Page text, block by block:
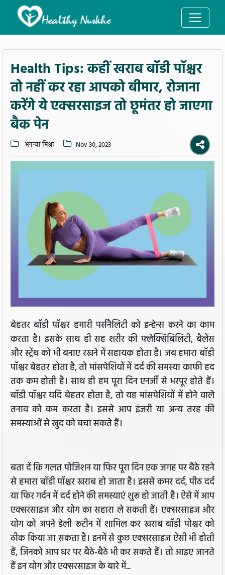
Health Tips: कहीं खराब बॉडी पॉश्चर
तो नहीं कर रहा आपको बीमार, रोजाना
करेंगे ये एक्सरसाइज तो छूमंतर हो जाएगा
बैक पेन
अनन्या मिश्रा Nov 30, 2023
बेहतर बॉडी पॉश्चर हमारी पर्सनैलिटी को इन्हेन्स करने का काम
करता है। इसके साथ ही सह शरीर की फ्लेक्सिबिलिटी, बैलेंस
और स्ट्रेंथ को भी बनाए रखने में सहायक होता है। जब हमारा बॉडी
पॉश्चर बेहतर होता है, तो मांसपेशियों में दर्द की समस्या काफी हद
तक कम होती है। साथ ही हम पूरा दिन एनर्जी से भरपूर होते हैं।
बॉडी पॉश्चर यदि बेहतर होता है, तो यह मांसपेशियों में होने वाले
तनाव को कम करता है। इससे आप इंजरी या अन्य तरह की
समस्याओं से खुद को बचा सकते हैं।
बता दें कि गलत पोजिशन या फिर पूरा दिन एक जगह पर बैठे रहने
से हमारा बॉडी पॉश्चर खराब हो जाता है। इससे कमर दर्द, पीठ दर्द
या फिर गर्दन में दर्द होने की समस्याएं शुरू हो जाती है। ऐसे में आप
एक्सरसाइज और योग का सहारा ले सकती हैं। एक्सरसाइज और
योग को अपने डेली रूटीन में शामिल कर खराब बॉडी पोश्चर को
ठीक किया जा सकता है। इनमें से कुछ एक्सरसाइज ऐसी भी होती
हैं, जिनको आप घर पर बैठे-बैठे भी कर सकते हैं। तो आइए जानते
हैं इन योग और एक्सरसाइज के बारे में...